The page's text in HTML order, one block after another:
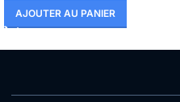
AJOUTER AU PANIER